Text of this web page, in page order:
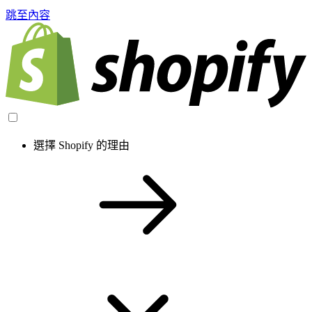
跳至內容
選擇 Shopify 的理由